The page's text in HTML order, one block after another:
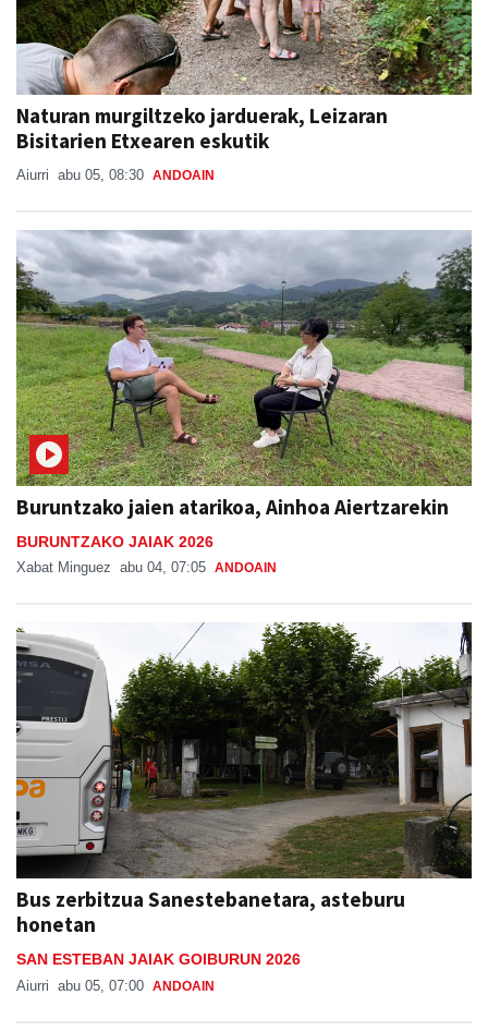
Naturan murgiltzeko jarduerak, Leizaran
Bisitarien Etxearen eskutik
Aiurri abu 05, 08:30 ANDOAIN
Buruntzako jaien atarikoa, Ainhoa Aiertzarekin
BURUNTZAKO JAIAK 2026
Xabat Minguez abu 04, 07:05 ANDOAIN
Bus zerbitzua Sanestebanetara, asteburu
honetan
SAN ESTEBAN JAIAK GOIBURUN 2026
Aiurri abu 05, 07:00 ANDOAIN